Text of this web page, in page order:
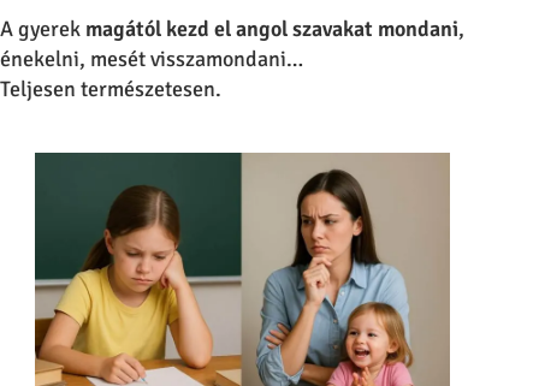
A gyerek magától kezd el angol szavakat mondani,
énekelni, mesét visszamondani…
Teljesen természetesen.